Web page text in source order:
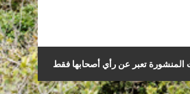
المنشورة تعبر عن رأي أصحابها فقط